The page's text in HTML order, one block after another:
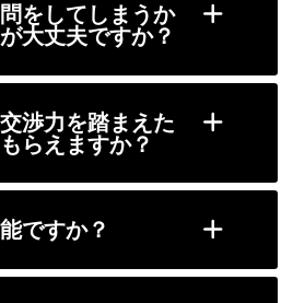
をしてしまうか
大丈夫ですか？
渉力を踏まえた
らえますか？
ですか？